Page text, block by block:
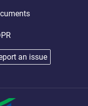
an issue